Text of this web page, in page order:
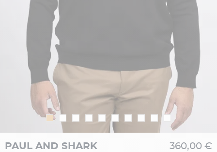
PAUL AND SHARK 360,00 €